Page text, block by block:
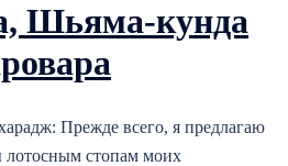
Шьяма-кунда
Прежде всего, я предлагаю
стопам моих